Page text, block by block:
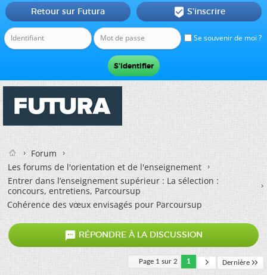
Se souvenir de moi ?
Retour sur Futura  S'inscrire
Forum
Les forums de l'orientation et de l'enseignement
Entrer dans l’enseignement supérieur : La sélection :
concours, entretiens, Parcoursup
Cohérence des vœux envisagés pour Parcoursup
 RÉPONDRE À LA DISCUSSION
Page 1 sur 2 1 Dernière